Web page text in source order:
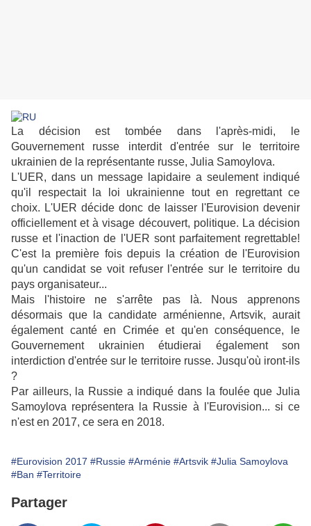
La décision est tombée dans l'après-midi, le
Gouvernement russe interdit d'entrée sur le territoire
ukrainien de la représentante russe, Julia Samoylova.
L'UER, dans un message lapidaire a seulement indiqué
qu'il respectait la loi ukrainienne tout en regrettant ce
choix. L'UER décide donc de laisser l'Eurovision devenir
officiellement et à visage découvert, politique. La décision
russe et l'inaction de l'UER sont parfaitement regrettable!
C'est la première fois depuis la création de l'Eurovision
qu'un candidat se voit refuser l'entrée sur le territoire du
pays organisateur...
Mais l'histoire ne s'arrête pas là. Nous apprenons
désormais que la candidate arménienne, Artsvik, aurait
également canté en Crimée et qu'en conséquence, le
Gouvernement ukrainien étudierai également son
interdiction d'entrée sur le territoire russe. Jusqu'où iront-ils
?
Par ailleurs, la Russie a indiqué dans la foulée que Julia
Samoylova représentera la Russie à l'Eurovision... si ce
n'est en 2017, ce sera en 2018.
#Eurovision 2017 #Russie #Arménie #Artsvik #Julia Samoylova
#Ban #Territoire
Partager